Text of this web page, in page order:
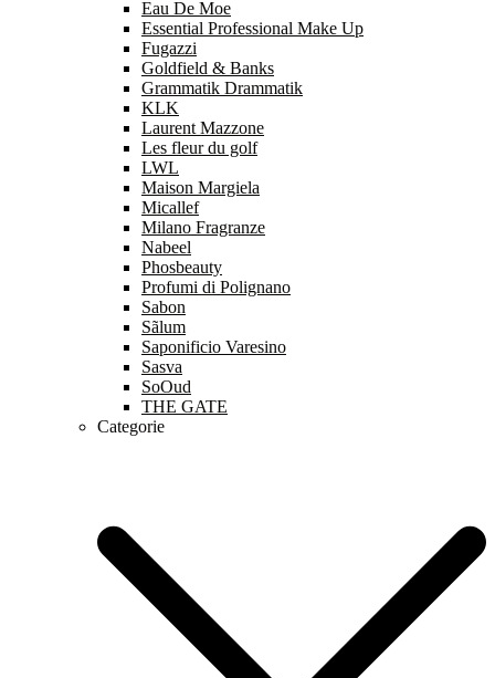
Eau De Moe
Essential Professional Make Up
Fugazzi
Goldfield & Banks
Grammatik Drammatik
KLK
Laurent Mazzone
Les fleur du golf
LWL
Maison Margiela
Micallef
Milano Fragranze
Nabeel
Phosbeauty
Profumi di Polignano
Sabon
Sãlum
Saponificio Varesino
Sasva
SoOud
THE GATE
Categorie